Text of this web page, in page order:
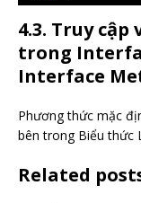
4.3. Truy
trong
Interface
Phương thức mặc
bên trong Biểu thức
Related